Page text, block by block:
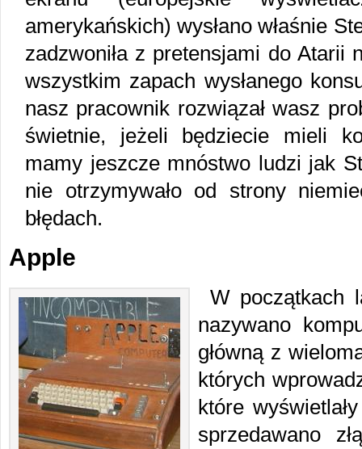
amerykańskich) wysłano właśnie
zadzwoniła z pretensjami do Atarii
wszystkim zapach wysłanego
nasz pracownik rozwiązał wasz
świetnie, jeżeli będziecie mieli
mamy jeszcze mnóstwo ludzi jak
nie otrzymywało od strony
błędach.
Apple
W początkach
nazywano
główną z
których
które
sprzedawano